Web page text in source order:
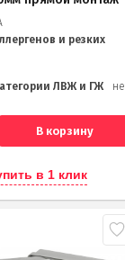
и резких
ЛВЖ и ГЖ
В корзину
в 1 клик